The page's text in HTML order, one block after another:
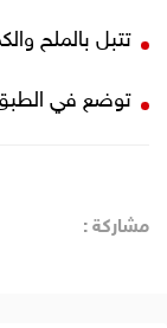
تتبل بالملح
توضع في
مشاركة :